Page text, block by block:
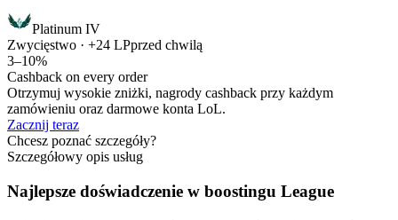
Platinum IV
Zwycięstwo · +24 LPprzed chwilą
3–10%
Cashback on every order
Otrzymuj wysokie zniżki, nagrody cashback przy każdym
zamówieniu oraz darmowe konta LoL.
Zacznij teraz
Chcesz poznać szczegóły?
Szczegółowy opis usług
Najlepsze doświadczenie w boostingu League